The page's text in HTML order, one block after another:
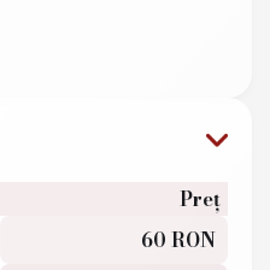
Preț
60 RON